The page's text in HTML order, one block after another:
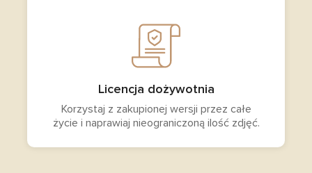
Licencja dożywotnia
Korzystaj z zakupionej wersji przez całe
życie i naprawiaj nieograniczoną ilość zdjęć.